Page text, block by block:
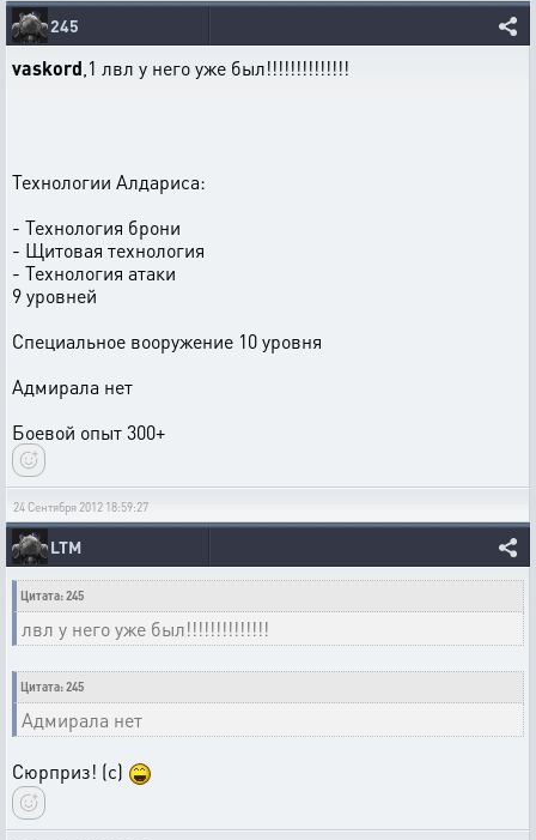
245
vaskord ,1 лвл у него уже был!!!!!!!!!!!!!!
Технологии Алдариса:
- Технология брони
- Щитовая технология
- Технология атаки
9 уровней
Специальное вооружение 10 уровня
Адмирала нет
Боевой опыт 300+
24 Сентября 2012 18:59:27
LTM
Цитата: 245
лвл у него уже был!!!!!!!!!!!!!!
Цитата: 245
Адмирала нет
Сюрприз! (с)